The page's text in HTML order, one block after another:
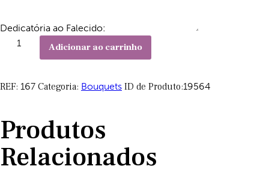
Dedicatória ao Falecido:
Quantidade
-
Adicionar ao carrinho
REF: 167 Categoria: Bouquets ID de Produto:19564
Produtos
Relacionados